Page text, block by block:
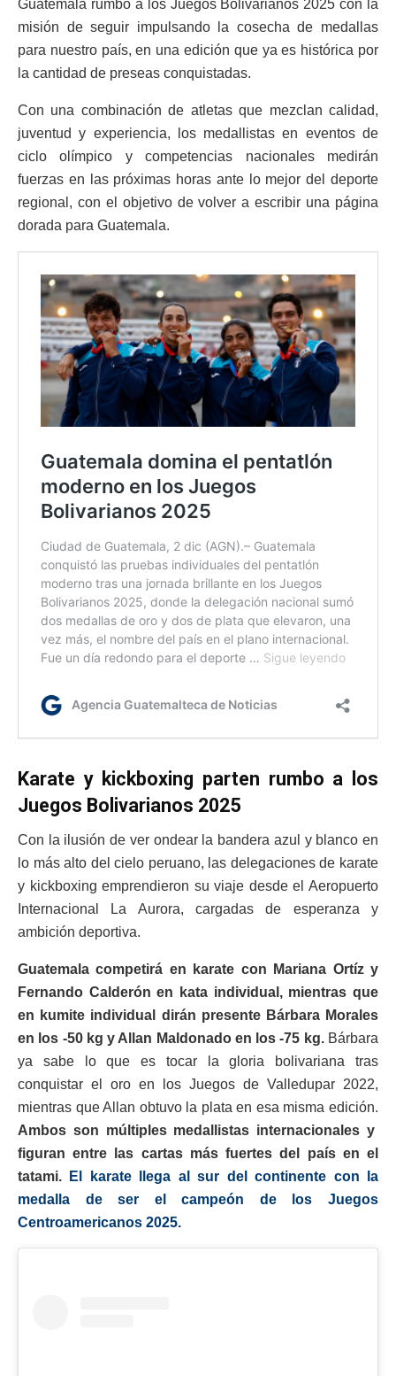
Guatemala rumbo a los Juegos Bolivarianos 2025 con la
misión de seguir impulsando la cosecha de medallas
para nuestro país, en una edición que ya es histórica por
la cantidad de preseas conquistadas.
Con una combinación de atletas que mezclan calidad,
juventud y experiencia, los medallistas en eventos de
ciclo olímpico y competencias nacionales medirán
fuerzas en las próximas horas ante lo mejor del deporte
regional, con el objetivo de volver a escribir una página
dorada para Guatemala.
Karate y kickboxing parten rumbo a los
Juegos Bolivarianos 2025
Con la ilusión de ver ondear la bandera azul y blanco en
lo más alto del cielo peruano, las delegaciones de karate
y kickboxing emprendieron su viaje desde el Aeropuerto
Internacional La Aurora, cargadas de esperanza y
ambición deportiva.
Guatemala competirá en karate con Mariana Ortíz y
Fernando Calderón en kata individual, mientras que
en kumite individual dirán presente Bárbara Morales
en los -50 kg y Allan Maldonado en los -75 kg.Bárbara
ya sabe lo que es tocar la gloria bolivariana tras
conquistar el oro en los Juegos de Valledupar 2022,
mientras que Allan obtuvo la plata en esa misma edición.
Ambos son múltiples medallistas internacionales y
figuran entre las cartas más fuertes del país en el
tatami.
El karate llega al sur del continente con la
medalla de ser el campeón de los Juegos
Centroamericanos 2025.